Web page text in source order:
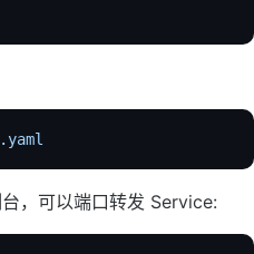
，可以端口转发 Service: